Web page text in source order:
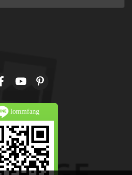
lommfang